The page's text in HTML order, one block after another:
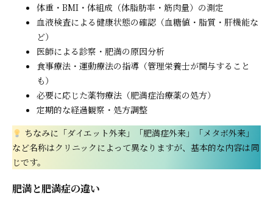
体重・BMI・体組成（体脂肪率・筋肉量）の測定
血液検査による健康状態の確認（血糖値・脂質・肝機能な
ど）
医師による診察・肥満の原因分析
食事療法・運動療法の指導（管理栄養士が関与すること
も）
必要に応じた薬物療法（肥満症治療薬の処方）
定期的な経過観察・処方調整
ちなみに「ダイエット外来」「肥満症外来」「メタボ外来」
など名称はクリニックによって異なりますが、基本的な内容は同
じです。
肥満と肥満症の違い